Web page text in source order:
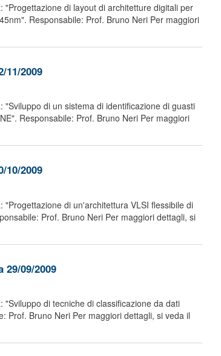
di layout di architetture digitali per
Responsabile: Prof. Bruno Neri Per maggiori
11/2009
di un sistema di identificazione di guasti
Responsabile: Prof. Bruno Neri Per maggiori
10/2009
di un'architettura VLSI flessibile di
Prof. Bruno Neri Per maggiori dettagli, si
29/09/2009
di tecniche di classificazione da dati
Prof. Bruno Neri Per maggiori dettagli, si veda il